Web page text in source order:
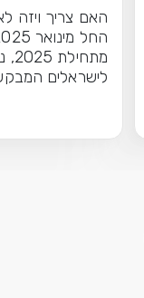
האם צריך ויזה
לישראלים